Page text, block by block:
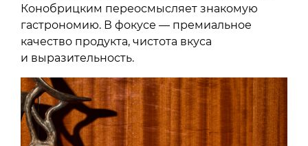
Конобрицким переосмысляет знакомую
гастрономию. В фокусе — премиальное
качество продукта, чистота вкуса
и выразительность.